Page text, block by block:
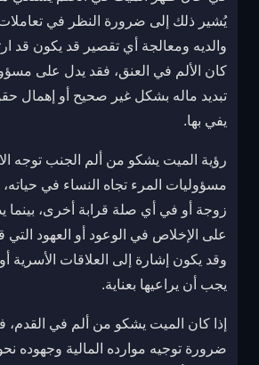
يُشير ذلك إلى ضرورة النظر في
والديه ومعالجة أي تقصير قد يكون قد
كان الألم في العنق، فقد يدل على
تبديد ماله بشكل غير صحيح أو إهمال
يفي بها.
رؤية الميت يشكو من ألم الجنب توجه
مسؤوليات المرء تجاه النساء في حياته،
زوجة أو في أي صلة قرابة أخرى، بينما
على الإخلاص في الوعود أو العهود
وقد يكون إشارة إلى العلاقات الأسرية
يجب أن يراعيها بعناية.
إذا كان الميت يشكو من ألم في القدم،
ضرورة توجيه موارده المالية وجهوده